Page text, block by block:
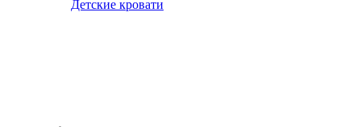
Детские кровати